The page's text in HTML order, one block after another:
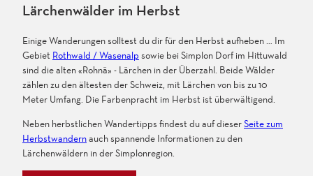
Lärchenwälder im Herbst
Einige Wanderungen solltest du dir für den Herbst aufheben … Im
Gebiet Rothwald / Wasenalp sowie bei Simplon Dorf im Hittuwald
sind die alten «Rohnä» - Lärchen in der Überzahl. Beide Wälder
zählen zu den ältesten der Schweiz, mit Lärchen von bis zu 10
Meter Umfang. Die Farbenpracht im Herbst ist überwältigend.
Neben herbstlichen Wandertipps findest du auf dieserSeite zum
Herbstwandernauch spannende Informationen zu den
Lärchenwäldern in der Simplonregion.